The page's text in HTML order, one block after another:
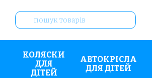
КОЛЯСКИ
ДЛЯ
ДІТЕЙ
АВТОКРІСЛА
ДЛЯ ДІТЕЙ